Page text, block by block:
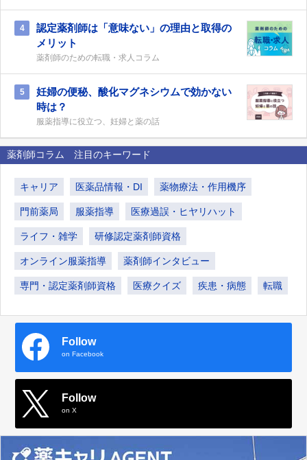
4
認定薬剤師は「意味ない」の理由と取得の
メリット
薬剤師のための転職・求人コラム
5
妊婦の便秘、酸化マグネシウムで効かない
時は？
服薬指導に役立つ、妊婦と薬の話
薬剤師コラム 注目のキーワード
キャリア 医薬品情報・DI 薬物療法・作用機序
門前薬局 服薬指導 医療過誤・ヒヤリハット
ライフ・雑学 研修認定薬剤師資格
オンライン服薬指導 薬剤師インタビュー
専門・認定薬剤師資格 医療クイズ 疾患・病態 転職
Follow
on Facebook
Follow
on X